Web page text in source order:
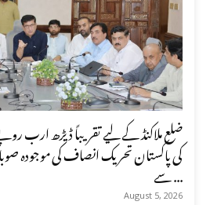
ضلع ملاکنڈ کے لیے تقریباً ڈیڑھ ارب
کی پاکستان تحریک انصاف کی موجودہ
سے ...
August 5, 2026